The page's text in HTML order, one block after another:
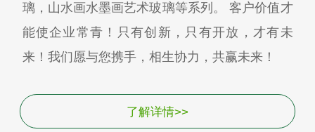
璃，山水画水墨画艺术玻璃等系列。 客户价值才
能使企业常青！只有创新，只有开放，才有未
来！我们愿与您携手，相生协力，共赢未来！
了解详情>>